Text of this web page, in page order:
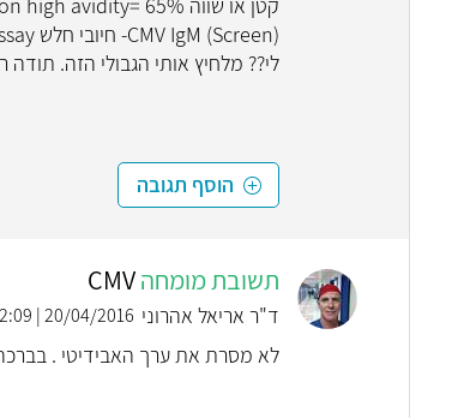
לי?? מלחיץ אותי הגבולי הזה. תודה
הוסף תגובה
תשובת מומחהCMV
ד"ר אריאל אהרוני 20/04/2016 | 22:09
לא מסרת את ערך האבידיטי .